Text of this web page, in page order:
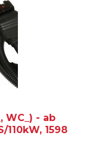
WC_) - ab
110kW, 1598